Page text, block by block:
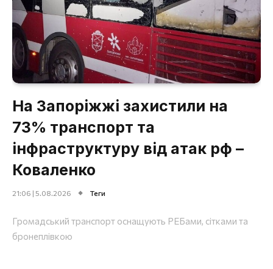
На Запоріжжі захистили на
73% транспорт та
інфраструктуру від атак рф –
Коваленко
21:06 | 5.08.2026 Теги
Громадський транспорт оснащують РЕБами, сітками та
бронеплівкою